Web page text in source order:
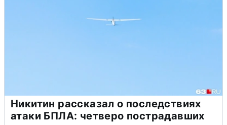
Никитин рассказал о последствиях
атаки БПЛА: четверо пострадавших